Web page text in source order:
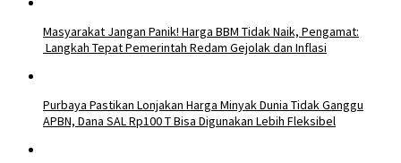
Masyarakat Jangan Panik! Harga BBM Tidak Naik, Pengamat:
Langkah Tepat Pemerintah Redam Gejolak dan Inflasi
Purbaya Pastikan Lonjakan Harga Minyak Dunia Tidak Ganggu
APBN, Dana SAL Rp100 T Bisa Digunakan Lebih Fleksibel